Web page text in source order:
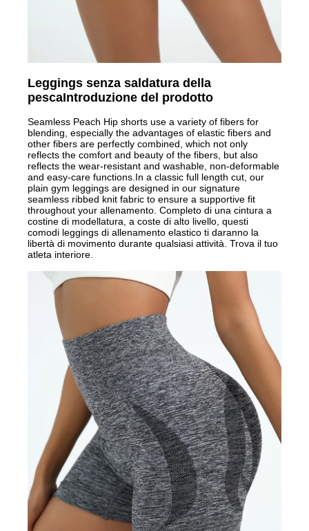
Leggings senza saldatura della
pescaIntroduzione del prodotto
Seamless Peach Hip shorts use a variety of fibers for
blending, especially the advantages of elastic fibers and
other fibers are perfectly combined, which not only
reflects the comfort and beauty of the fibers, but also
reflects the wear-resistant and washable, non-deformable
and easy-care functions.In a classic full length cut, our
plain gym leggings are designed in our signature
seamless ribbed knit fabric to ensure a supportive fit
throughout your allenamento. Completo di una cintura a
costine di modellatura, a coste di alto livello, questi
comodi leggings di allenamento elastico ti daranno la
libertà di movimento durante qualsiasi attività. Trova il tuo
atleta interiore.